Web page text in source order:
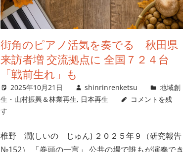
街角のピアノ活気を奏でる 秋田県
来訪者増 交流拠点に 全国７２４台
「戦前生れ」も
2025年10月21日 shinrinrenketsu
地域創
生・山村振興＆林業再生, 日本再生
コメントを残
す
椎野 潤(しいの じゅん) ２０２５年９（研究報告
№152） 「巻頭の一言」 公共の場で誰もが演奏でき